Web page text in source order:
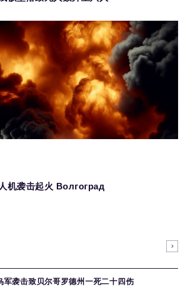
机袭击起火 Волгоград
军袭击致贝尔哥罗德州一死二十四伤